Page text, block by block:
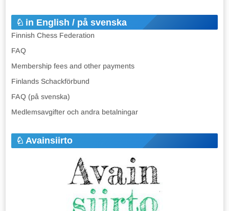
in English / på svenska
Finnish Chess Federation
FAQ
Membership fees and other payments
Finlands Schackförbund
FAQ (på svenska)
Medlemsavgifter och andra betalningar
Avainsiirto